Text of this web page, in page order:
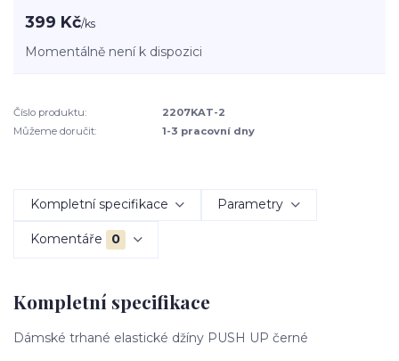
399 Kč/ks
Momentálně není k dispozici
Číslo produktu:
2207KAT-2
Můžeme doručit:
1-3 pracovní dny
Kompletní specifikace Parametry
Komentáře 0
Kompletní specifikace
Dámské trhané elastické džíny PUSH UP černé